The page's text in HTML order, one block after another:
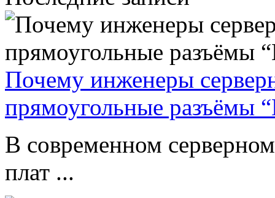
Почему инженеры
прямоугольные разъёмы
В современном
плат ...